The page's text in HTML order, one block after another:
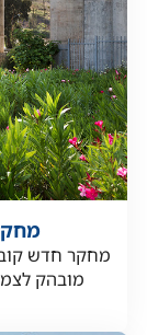
מחקר חדש
מובהק